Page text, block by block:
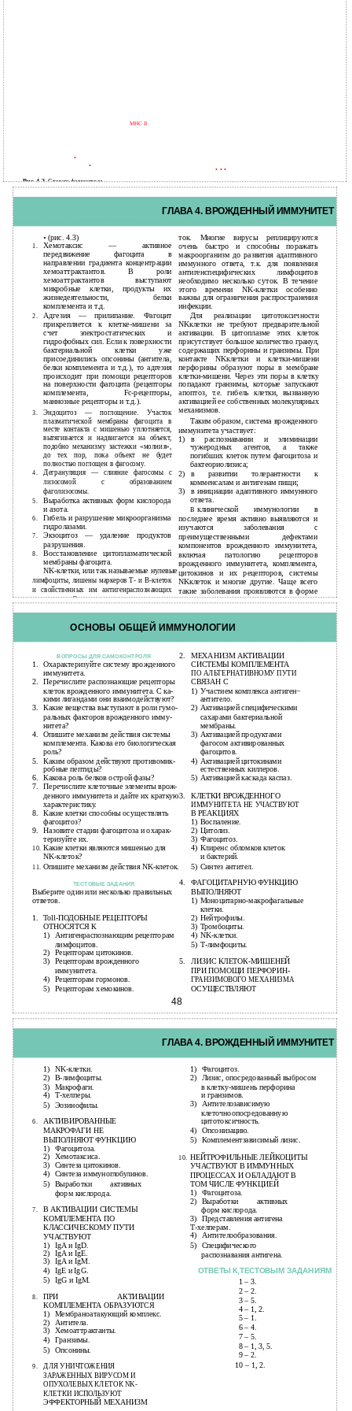
MHC II
•
•
• • •
Рис. 4.3.Стадии фагоцитоза. 46
ГЛАВА 4. ВРОЖДЕННЫЙ ИММУНИТЕТ
• (рис. 4.3)
1. Хемотаксис — активное
передвижение фагоцита в
направлении градиента концентрации
хемоаттрактантов. В роли
хемоаттрактантов выступают
микробные клетки, продукты их
жизнедеятельности, белки
комплемента и т.д.
2.
Адгезия — прилипание. Фагоцит
прикрепляется к клетке-мишени за
счет электростатических и
гидрофобных сил. Если к поверхности
бактериальной клетки уже
присоединились опсонины (антитела,
белки комплемента и т.д.), то адгезия
происходит при помощи рецепторов
на поверхности фагоцита (рецепторы
комплемента, Fc-рецепторы,
маннозные рецепторы и т.д.).
3.
Эндоцитоз — поглощение. Участок
плазматической мембраны фагоцита в
месте контакта с мишенью уплотняется,
вытягивается и надвигается на объект,
подобно механизму застежки «молния»,
до тех пор, пока объект не будет
полностью поглощен в фагосому.
4.
Дегрануляция — слияние фагосомы с
лизосомой с образованием
фаголизосомы.
5.
Выработка активных форм кислорода
и азота.
6. Гибель и разрушение микроорганизма
гидролазами.
7.
Экзоцитоз — удаление продуктов
разрушения.
8. Восстановление цитоплазматической
мембраны фагоцита.
NK-клетки, или так называемые нулевые
лимфоциты, лишены маркеров Т- и В-клеток
и свойственных им антигенраспознающих
рецепторов. Они нацелены на уничтожение
ток. Многие вирусы реплицируются
очень быстро и способны поражать
макроорганизм до развития адаптивного
иммунного ответа, т.к. для появления
антигенспецифических лимфоцитов
необходимо несколько суток. В течение
этого времени NK-клетки особенно
важны для ограничения распространения
инфекции.
Для реализации цитотоксичности
NKклетки не требуют предварительной
активации. В цитоплазме этих клеток
присутствует большое количество гранул,
содержащих перфорины и гранзимы. При
контакте NKклетки и клетки-мишени
перфорины образуют поры в мембране
клетки-мишени. Через эти поры в клетку
попадают гранзимы, которые запускают
апоптоз, т.е. гибель клетки, вызванную
активацией ее собственных молекулярных
механизмов.
Таким образом, система врожденного
иммунитета участвует:
1)
в распознавании и элиминации
чужеродных агентов, а также
погибших клеток путем фагоцитоза и
бактеориолизиса;
2)
в развитии толерантности к
комменсалам и антигенам пищи;
3)
в инициации адаптивного иммунного
ответа.
В клинической иммунологии в
последнее время активно выявляются и
изучаются заболевания с
преимущественными дефектами
компонентов врожденного иммунитета,
включая патологию рецепторов
врожденного иммунитета, комплемента,
цитокинов и их рецепторов, системы
NKклеток и многие другие. Чаще всего
такие заболевания проявляются в форме
воспаления различного уровня — от
ОСНОВЫ ОБЩЕЙ ИММУНОЛОГИИ
ВОПРОСЫ ДЛЯ САМОКОНТРОЛЯ 2.
МЕХАНИЗМ АКТИВАЦИИ
1.
Охарактеризуйте систему врожденного
СИСТЕМЫ КОМПЛЕМЕНТА
иммунитета.
ПО АЛЬТЕРНАТИВНОМУ ПУТИ
2. Перечислите распознающие рецепторы
СВЯЗАН С
клеток врожденного иммунитета. С ка-
1) Участием комплекса антиген−
кими лигандами они взаимодействуют?
антитело.
3.
Какие вещества выступают в роли гумо- 2) Активацией специфическими
ральных факторов врожденного имму-
сахарами бактериальной
нитета?
мембраны.
4.
Опишите механизм действия системы 3) Активацией продуктами
комплемента. Какова его биологическая
фагосом активированных
роль?
фагоцитов.
5.
Каким образом действуют противомик- 4) Активацией цитокинами
робные пептиды?
естественных киллеров.
6. Какова роль белков острой фазы? 5) Активацией каскада каспаз.
7.
Перечислите клеточные элементы врож-
денного иммунитета и дайте их краткую3.
КЛЕТКИ ВРОЖДЕННОГО
характеристику.
ИММУНИТЕТА НЕ УЧАСТВУЮТ
8. Какие клетки способны осуществлять В РЕАКЦИЯХ
фагоцитоз? 1) Воспаление.
9.
Назовите стадии фагоцитоза и охарак- 2) Цитолиз.
теризуйте их.
3) Фагоцитоз.
10. Какие клетки являются мишенью для 4) Клиренс обломков клеток
NK-клеток?
и бактерий.
11. Опишите механизм действия NK-клеток. 5) Синтез антител.
ТЕСТОВЫЕ ЗАДАНИЯ 4.
ФАГОЦИТАРНУЮ ФУНКЦИЮ
Выберите один или несколько правильных
ВЫПОЛНЯЮТ
ответов.
1) Моноцитарно-макрофагальные
1. Toll-ПОДОБНЫЕ РЕЦЕПТОРЫ
клетки.
2) Нейтрофилы.
ОТНОСЯТСЯ К
3) Тромбоциты.
1) Антигенраспознающим рецепторам 4) NK-клетки.
лимфоцитов.
5) Т-лимфоциты.
2)
Рецепторам цитокинов.
3) Рецепторам врожденного 5.
ЛИЗИС КЛЕТОК-МИШЕНЕЙ
иммунитета.
ПРИ ПОМОЩИ ПЕРФОРИН-
4)
Рецепторам гормонов. ГРАНЗИМОВОГО МЕХАНИЗМА
5) Рецепторам хемокинов. ОСУЩЕСТВЛЯЮТ
48
ГЛАВА 4. ВРОЖДЕННЫЙ ИММУНИТЕТ
1)
NK-клетки.
2)
В-лимфоциты.
3)
Макрофаги.
4) Т-хелперы.
5) Эозинофилы.
6.
АКТИВИРОВАННЫЕ
МАКРОФАГИ НЕ
ВЫПОЛНЯЮТ ФУНКЦИЮ
1) Фагоцитоза.
2)
Хемотаксиса.
3)
Синтеза цитокинов.
4)
Синтеза иммуноглобулинов.
5)
Выработки активных
форм кислорода.
7.
В АКТИВАЦИИ СИСТЕМЫ
КОМПЛЕМЕНТА ПО
КЛАССИЧЕСКОМУ ПУТИ
УЧАСТВУЮТ
1)
IgA и IgD.
2) IgA и IgE.
3)
IgA и IgM.
4)
IgE и IgG.
5)
IgG и IgM.
8.
ПРИ АКТИВАЦИИ
КОМПЛЕМЕНТА ОБРАЗУЮТСЯ
1)
Мембраноатакующий комплекс.
2)
Антитела.
3)
Хемоаттрактанты.
4)
Гранзимы.
5) Опсонины.
9.
ДЛЯ УНИЧТОЖЕНИЯ
ЗАРАЖЕННЫХ ВИРУСОМ И
ОПУХОЛЕВЫХ КЛЕТОК NK-
КЛЕТКИ ИСПОЛЬЗУЮТ
ЭФФЕКТОРНЫЙ МЕХАНИЗМ
1)
Фагоцитоз.
2)
Лизис, опосредованный выбросом
в клетку-мишень перфорина
и гранзимов.
3)
Антителозависимую
клеточноопосредованную
цитотоксичность.
4)
Опсонизацию.
5) Комплементзависимый лизис.
10.
НЕЙТРОФИЛЬНЫЕ ЛЕЙКОЦИТЫ
УЧАСТВУЮТ В ИММУННЫХ
ПРОЦЕССАХ И ОБЛАДАЮТ В
ТОМ ЧИСЛЕ ФУНКЦИЕЙ
1)
Фагоцитоза.
2)
Выработки активных
форм кислорода.
3) Представления антигена
Т-хелперам.
4)
Антителообразования.
5)
Специфического
распознавания антигена.
ОТВЕТЫ К‚ТЕСТОВЫМ ЗАДАНИЯМ
1 – 3.
2 – 2.
3 – 5.
4 – 1, 2.
5 – 1.
6 – 4.
7 – 5.
8 – 1, 3, 5.
9 – 2.
10 – 1, 2.